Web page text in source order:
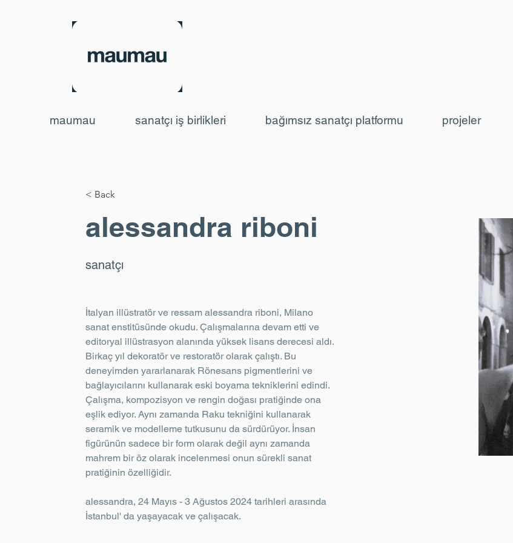
maumau sanatçı iş birlikleri bağımsız sanatçı platformu projeler
< Back
alessandra riboni
sanatçı
İtalyan illüstratör ve ressam alessandra riboni, Milano
sanat enstitüsünde okudu. Çalışmalarına devam etti ve
editoryal illüstrasyon alanında yüksek lisans derecesi aldı.
Birkaç yıl dekoratör ve restoratör olarak çalıştı. Bu
deneyimden yararlanarak Rönesans pigmentlerini ve
bağlayıcılarını kullanarak eski boyama tekniklerini edindi.
Çalışma, kompozisyon ve rengin doğası pratiğinde ona
eşlik ediyor. Aynı zamanda Raku tekniğini kullanarak
seramik ve modelleme tutkusunu da sürdürüyor. İnsan
figürünün sadece bir form olarak değil aynı zamanda
mahrem bir öz olarak incelenmesi onun sürekli sanat
pratiğinin özelliğidir.
alessandra, 24 Mayıs - 3 Ağustos 2024 tarihleri arasında
İstanbul' da yaşayacak ve çalışacak.